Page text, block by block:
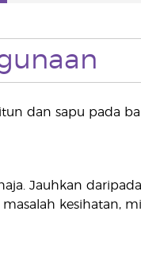
dan sapu pada
Jauhkan
kesihatan,